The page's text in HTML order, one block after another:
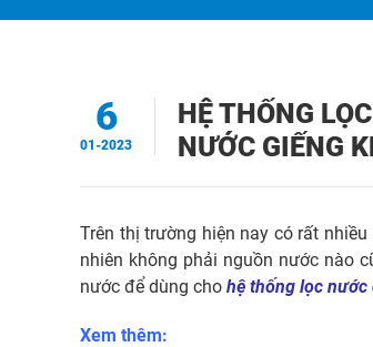
6
01-2023
HỆ THỐNG
NƯỚC GIẾNG
Trên thị trường hiện nay có rất
nhiên không phải nguồn nước nào
nước để dùng cho hệ thống lọc
Xem thêm: